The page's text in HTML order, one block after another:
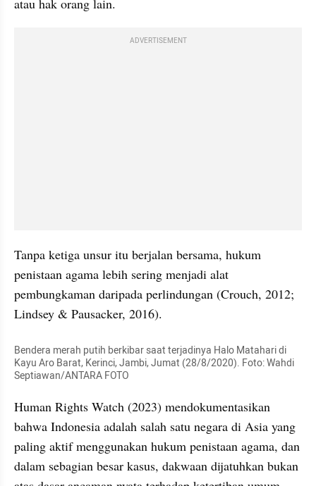
ADVERTISEMENT
Tanpa ketiga unsur itu berjalan bersama, hukum
penistaan agama lebih sering menjadi alat
pembungkaman daripada perlindungan (Crouch, 2012;
Lindsey & Pausacker, 2016).
Bendera merah putih berkibar saat terjadinya Halo Matahari di
Kayu Aro Barat, Kerinci, Jambi, Jumat (28/8/2020). Foto: Wahdi
Septiawan/ANTARA FOTO
Human Rights Watch (2023) mendokumentasikan
bahwa Indonesia adalah salah satu negara di Asia yang
paling aktif menggunakan hukum penistaan agama, dan
dalam sebagian besar kasus, dakwaan dijatuhkan bukan